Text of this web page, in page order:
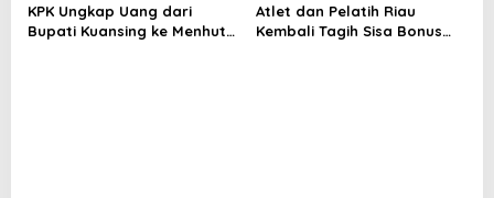
KPK Ungkap Uang dari
Bupati Kuansing ke Menhut
Atlet dan Pelatih Riau
Kembali Tagih Sisa Bonus